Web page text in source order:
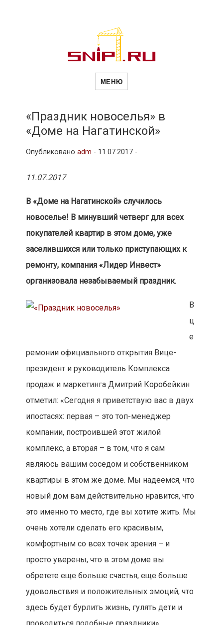
Новости
и
рубрики
МЕНЮ
«Праздник новоселья» в
«Доме на Нагатинской»
Опубликовано adm - 11.07.2017 -
11.07.2017
В «Доме на Нагатинской» случилось
новоселье! В минувший четверг для всех
покупателей квартир в этом доме, уже
заселившихся или только приступающих к
ремонту, компания «Лидер Инвест»
организовала незабываемый праздник.
В
ц
е
ремонии официального открытия Вице-
президент и руководитель Комплекса
продаж и маркетинга Дмитрий Коробейкин
отметил: «Сегодня я приветствую вас в двух
ипостасях: первая – это топ-менеджер
компании, построившей этот жилой
комплекс, а вторая – в том, что я сам
являюсь вашим соседом и собственником
квартиры в этом же доме. Мы надеемся, что
новый дом вам действительно нравится, что
это именно то место, где вы хотите жить. Мы
очень хотели сделать его красивым,
комфортным со всех точек зрения – и
просто уверены, что в этом доме вы
обретете еще больше счастья, еще больше
удовольствия и положительных эмоций, что
здесь будет бурлить жизнь, гулять дети и